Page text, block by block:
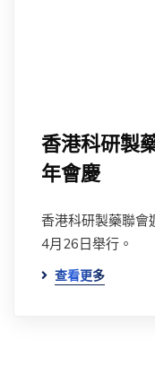
香港科研製
年會慶
香港科研製藥聯
4月26日舉行。
查看更多